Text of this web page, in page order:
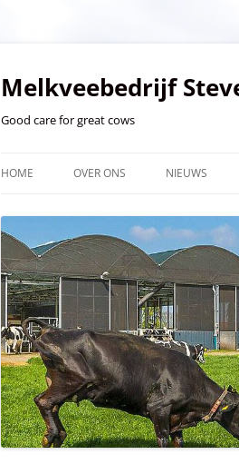
inhoud
Melkveebedrijf
Good care for great cows
HOME OVER ONS NIEUWS